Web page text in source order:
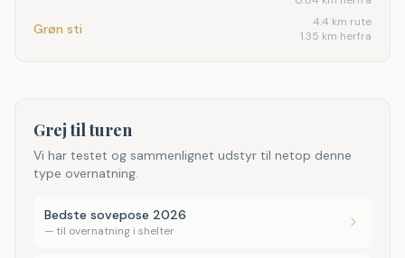
Grøn sti 4.4 km rute
1.35 km herfra
Grej til turen
Vi har testet og sammenlignet udstyr til netop denne
type overnatning.
Bedste sovepose 2026
— til overnatning i shelter